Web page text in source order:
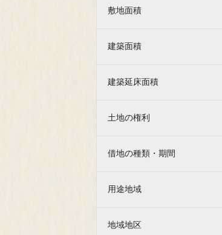
敷地面積
建築面積
建築延床面積
土地の権利
借地の種類・期間
用途地域
地域地区